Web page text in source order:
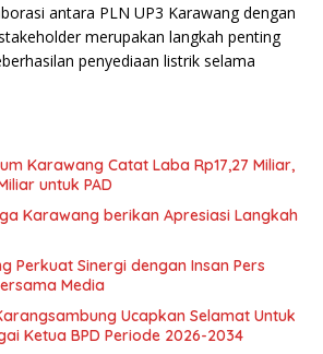
antara PLN UP3 Karawang dengan
merupakan langkah penting
penyediaan listrik selama
Karawang Catat Laba Rp17,27 Miliar,
untuk PAD
Karawang berikan Apresiasi Langkah
Perkuat Sinergi dengan Insan Pers
Media
Ucapkan Selamat Untuk
Ketua BPD Periode 2026-2034